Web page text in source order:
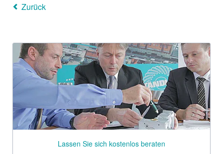
Zurück
Lassen Sie sich kostenlos beraten